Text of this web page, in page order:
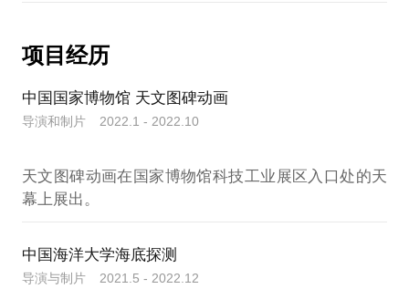
项目经历
中国国家博物馆 天文图碑动画
导演和制片 2022.1 - 2022.10
天文图碑动画在国家博物馆科技工业展区入口处的天
中国海洋大学海底探测
导演与制片 2021.5 - 2022.12